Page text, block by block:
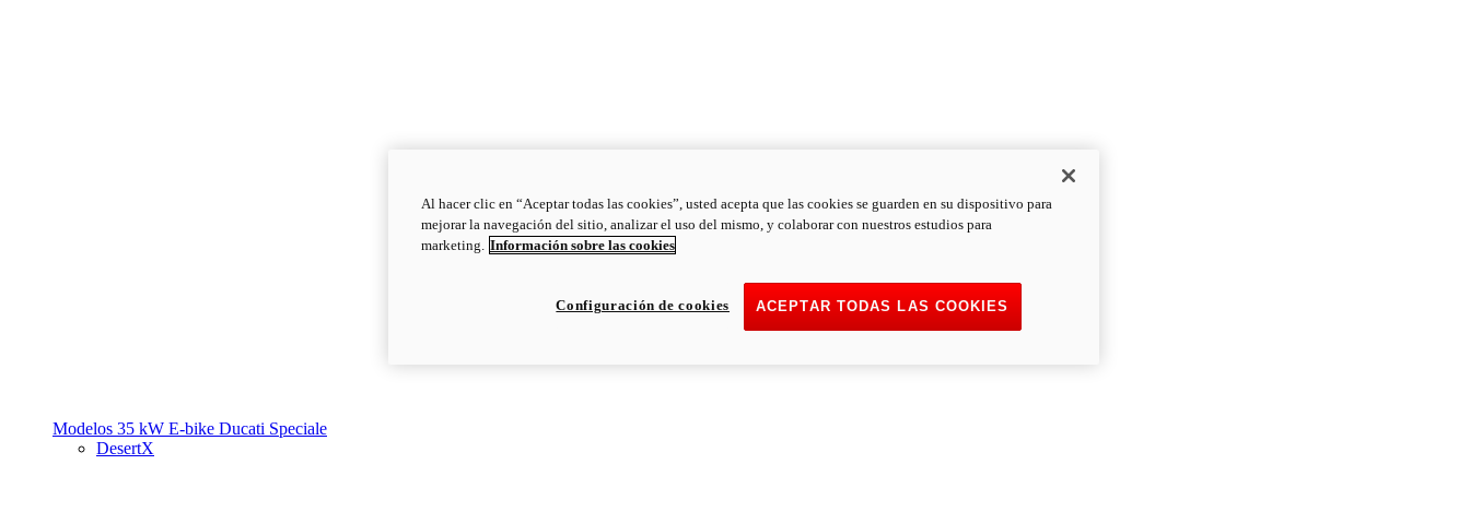
Modelos 35 kW E-bike Ducati Speciale
DesertX
Al hacer clic en “Aceptar todas las cookies”, usted acepta que las cookies se guarden en su dispositivo para
mejorar la navegación del sitio, analizar el uso del mismo, y colaborar con nuestros estudios para
marketing. Información sobre las cookies
ACEPTAR TODAS LAS COOKIES
Configuración de cookies